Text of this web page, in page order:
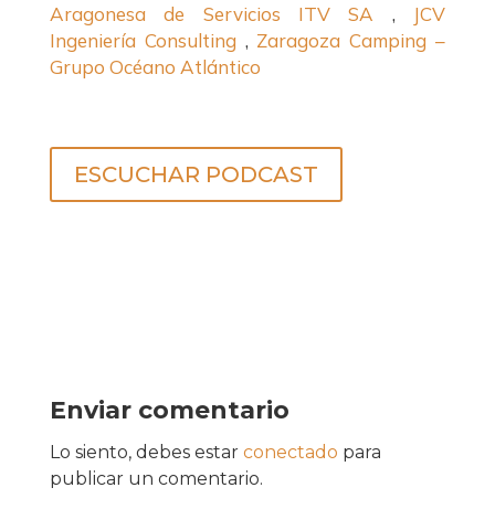
Aragonesa de Servicios ITV SA , JCV
Ingeniería Consulting, Zaragoza Camping –
Grupo Océano Atlántico
ESCUCHAR PODCAST
Enviar comentario
Lo siento, debes estar conectado para
publicar un comentario.